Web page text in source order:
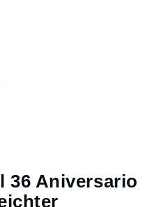
36 Aniversario